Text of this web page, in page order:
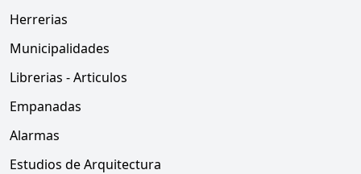
Herrerias
Municipalidades
Librerias - Articulos
Empanadas
Alarmas
Estudios de Arquitectura